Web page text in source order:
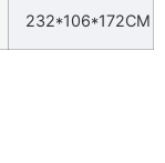
232*106*172CM